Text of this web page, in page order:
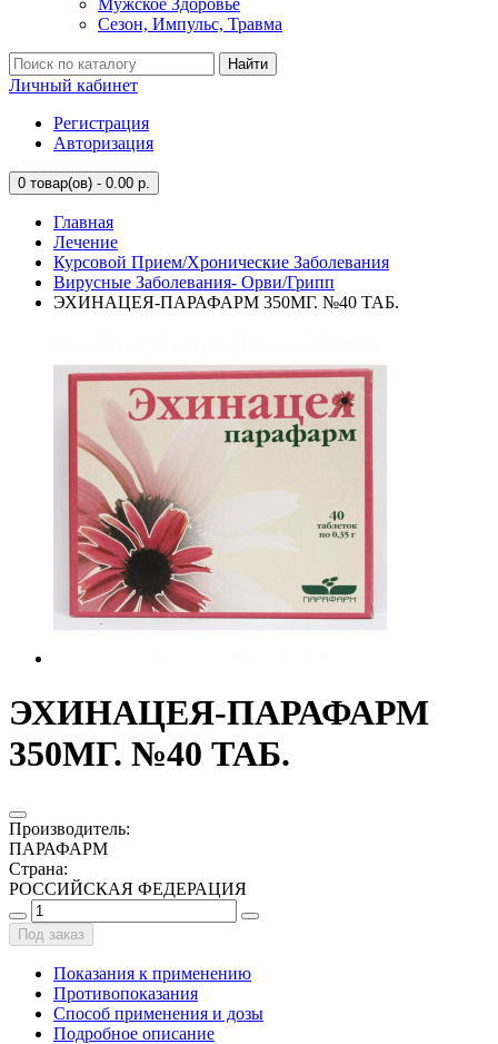
Мужское Здоровье
Сезон, Импульс, Травма
Найти
Личный кабинет
Регистрация
Авторизация
0 товар(ов) - 0.00 р.
Главная
Лечение
Курсовой Прием/Хронические Заболевания
Вирусные Заболевания- Орви/Грипп
ЭХИНАЦЕЯ-ПАРАФАРМ 350МГ. №40 ТАБ.
ЭХИНАЦЕЯ-ПАРАФАРМ
350МГ. №40 ТАБ.
Производитель:
ПАРАФАРМ
Страна:
РОССИЙСКАЯ ФЕДЕРАЦИЯ
Под заказ
Показания к применению
Противопоказания
Способ применения и дозы
Подробное описание